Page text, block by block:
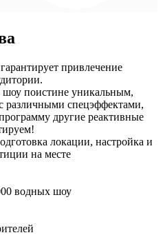
привлечение
шоу поистине уникальным,
различными спецэффектами,
другие реактивные
локации, настройка и
на месте
водных шоу